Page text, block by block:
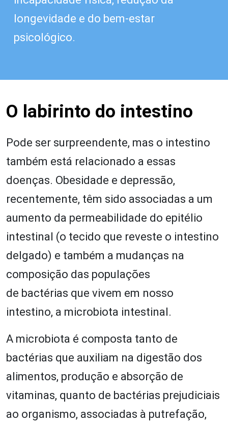
longevidade e do bem-estar
psicológico.
O labirinto do intestino
Pode ser surpreendente, mas o intestino
também está relacionado a essas
doenças. Obesidade e depressão,
recentemente, têm sido associadas a um
aumento da permeabilidade do epitélio
intestinal (o tecido que reveste o intestino
delgado) e também a mudanças na
composição das populações
de bactérias que vivem em nosso
intestino, a microbiota intestinal.
A microbiota é composta tanto de
bactérias que auxiliam na digestão dos
alimentos, produção e absorção de
vitaminas, quanto de bactérias prejudiciais
ao organismo, associadas à putrefação,